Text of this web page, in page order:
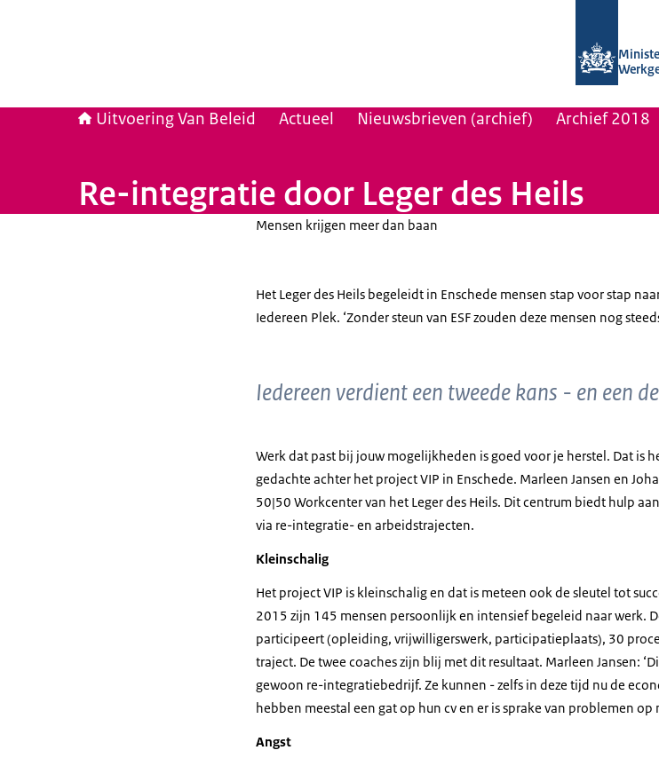
Uitvoering Van Beleid Actueel Nieuwsbrieven (archief) Archief 2018
Re-integratie door Leger des Heils
Mensen krijgen meer dan baan
Het Leger des Heils begeleidt in Enschede mensen stap voor stap
Iedereen Plek. ‘Zonder steun van ESF zouden deze mensen nog
Iedereen verdient een tweede kans - en een
Werk dat past bij jouw mogelijkheden is goed voor je herstel. Dat is
gedachte achter het project VIP in Enschede. Marleen Jansen en
50|50 Workcenter van het Leger des Heils. Dit centrum biedt hulp
via re-integratie- en arbeidstrajecten.
Kleinschalig
Het project VIP is kleinschalig en dat is meteen ook de sleutel tot
2015 zijn 145 mensen persoonlijk en intensief begeleid naar werk.
participeert (opleiding, vrijwilligerswerk, participatieplaats), 30
traject. De twee coaches zijn blij met dit resultaat. Marleen Jansen:
gewoon re-integratiebedrijf. Ze kunnen - zelfs in deze tijd nu de
hebben meestal een gat op hun cv en er is sprake van problemen op
Angst